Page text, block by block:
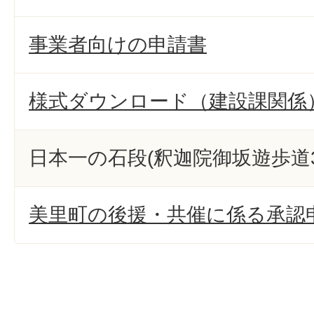
事業者向けの申請書
様式ダウンロード（建設課関係
日本一の石段(釈迦院御坂遊歩
美里町の後援・共催に係る承認